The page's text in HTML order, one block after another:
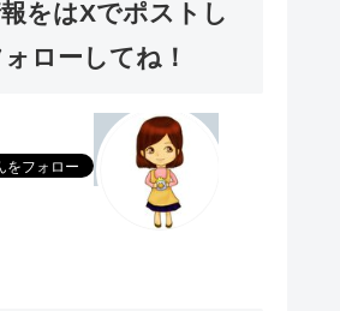
をはXでポストし
ローしてね！